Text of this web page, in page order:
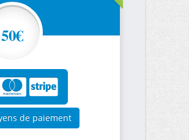
50€
de paiement